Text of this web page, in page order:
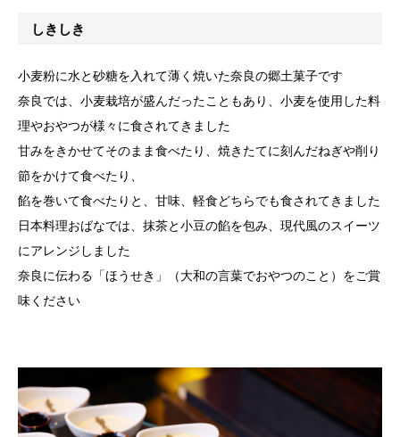
しきしき
小麦粉に水と砂糖を入れて薄く焼いた奈良の郷土菓子です
奈良では、小麦栽培が盛んだったこともあり、小麦を使用した料
理やおやつが様々に食されてきました
甘みをきかせてそのまま食べたり、焼きたてに刻んだねぎや削り
節をかけて食べたり、
餡を巻いて食べたりと、甘味、軽食どちらでも食されてきました
日本料理おばなでは、抹茶と小豆の餡を包み、現代風のスイーツ
にアレンジしました
奈良に伝わる「ほうせき」（大和の言葉でおやつのこと）をご賞
味ください